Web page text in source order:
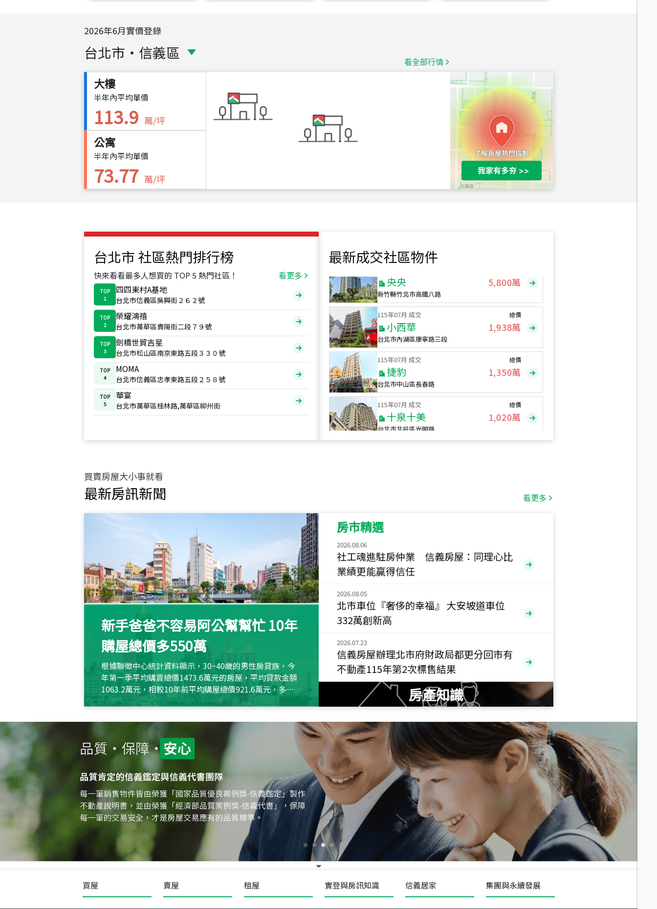
2026年6月實價登錄
台北市 ・ 信義區 看全部行情
大樓
半年內平均單價
113.9 萬/坪
公寓
半年內平均單價
73.77 萬/坪
台北市 社區熱門排行榜
快來看看最多人想買的 TOP 5 熱門社區！ 看更多
TOP
1
四四東村A基地
台北市信義區吳興街２６２號
TOP
2
榮耀鴻禧
台北市萬華區貴陽街二段７９號
TOP
3
劍橋世貿吉星
台北市松山區南京東路五段３３０號
TOP
4
MOMA
台北市信義區忠孝東路五段２５８號
TOP
5
華宴
台北市萬華區桂林路,萬華區柳州街
最新成交社區物件
台北市中山區長春路
1,020萬
總價
490萬
新竹市新竹市慈祥路
總價
1,808萬
115年07月 成交
新竹縣竹北市高鐵八路
115年07月 成交
小西華
台北市內湖區康寧路三段
總價
1,938萬
115年07月 成交
捷豹
台北市中山區長春路
總價
1,350萬
115年07月 成交
十泉十美
台北市北投區光明路
總價
1,020萬
115
新北市永和區環河西路二段
115年07月 成交
央央 5,800萬
115年
小西華 1,938萬
115 07 月 成交
捷豹
台北市中山區長春路
115年07月 成交
十泉十美
台北市北投區光明路
總價
1,020萬
年 07 月 成交
四維天廈
新竹市新竹市四維路
總價
490萬
115 月 成交
菁英典藏
新竹市新竹市慈祥路
1,808
買賣房屋大小事就看
最新房訊新聞 看更多
新手爸爸不容易阿公幫幫忙 10年
購屋總價多550萬
根據聯徵中心統計資料顯示，30~40歲的男性房貸族，今
年第一季平均購買總價1473.6萬元的房屋，平均貸款金額
1063.2萬元，相較10年前平均購屋總價921.6萬元，多出
約550萬元，且貸款金額也多
房市精選
2026.08.06
社工魂進駐房仲業 信義房屋：同理心比
業績更能贏得信任
2026.08.05
北市車位『奢侈的幸福』 大安坡道車位
332萬創新高
2026.07.23
信義房屋辦理北市府財政局都更分回市有
不動產115年第2次標售結果
房產知識
買屋 賣屋 租屋 實登與房訊知識 信義居家 集團與永續發展